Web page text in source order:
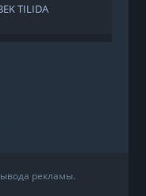
TILIDA
рекламы.